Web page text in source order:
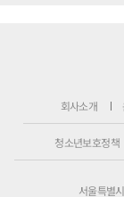
회사소개
청소년보호정책
서울특별